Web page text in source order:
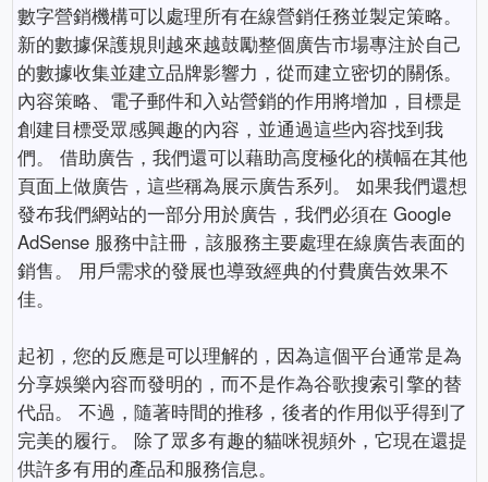
數字營銷機構可以處理所有在線營銷任務並製定策略。
新的數據保護規則越來越鼓勵整個廣告市場專注於自己
的數據收集並建立品牌影響力，從而建立密切的關係。
內容策略、電子郵件和入站營銷的作用將增加，目標是
創建目標受眾感興趣的內容，並通過這些內容找到我
們。 借助廣告，我們還可以藉助高度極化的橫幅在其他
頁面上做廣告，這些稱為展示廣告系列。 如果我們還想
發布我們網站的一部分用於廣告，我們必須在 Google
AdSense 服務中註冊，該服務主要處理在線廣告表面的
銷售。 用戶需求的發展也導致經典的付費廣告效果不
佳。
起初，您的反應是可以理解的，因為這個平台通常是為
分享娛樂內容而發明的，而不是作為谷歌搜索引擎的替
代品。 不過，隨著時間的推移，後者的作用似乎得到了
完美的履行。 除了眾多有趣的貓咪視頻外，它現在還提
供許多有用的產品和服務信息。